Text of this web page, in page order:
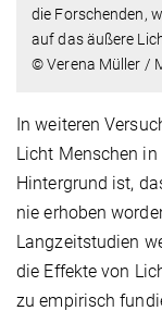
die Forschenden,
auf das äußere
© Verena Müller /
In weiteren
Licht Menschen
Hintergrund ist,
nie erhoben
Langzeitstudien
die Effekte von
zu empirisch